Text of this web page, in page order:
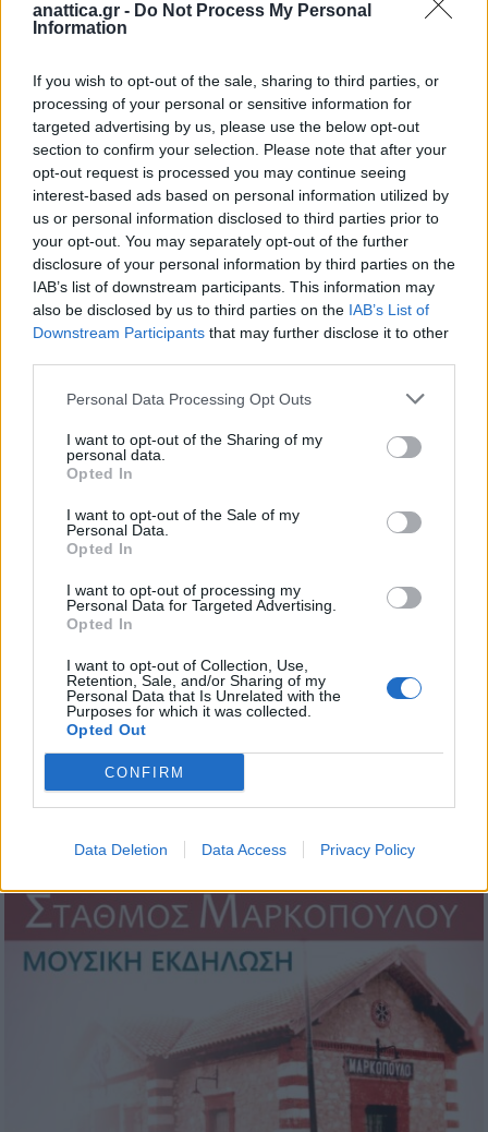
anattica.gr - Do Not Process My Personal
Information
If you wish to opt-out of the sale, sharing to third parties, or
processing of your personal or sensitive information for
targeted advertising by us, please use the below opt-out
section to confirm your selection. Please note that after your
opt-out request is processed you may continue seeing
interest-based ads based on personal information utilized by
us or personal information disclosed to third parties prior to
your opt-out. You may separately opt-out of the further
disclosure of your personal information by third parties on the
IAB’s list of downstream participants. This information may
also be disclosed by us to third parties on the IAB’s List of
Downstream Participants that may further disclose it to other
Personal Data Processing Opt Outs
I want to opt-out of the Sharing of my
personal data.
Opted In
I want to opt-out of the Sale of my
Personal Data.
Opted In
I want to opt-out of processing my
Personal Data for Targeted Advertising.
Opted In
I want to opt-out of Collection, Use,
Retention, Sale, and/or Sharing of my
Personal Data that Is Unrelated with the
Purposes for which it was collected.
Opted Out
CONFIRM
Data Deletion Data Access Privacy Policy
τραγούδια, που θα συνθέσουν ένα μωσαϊκό ενός
εξαιρετικές δεξιότητές της στο πιάνο.
Τη συνοδεύουν ο Ανδρέας Τρόκας στην κιθάρα και ο
Στέλιος Κατσατσίδης στο
ακορτνεόν.
Η είσοδος είναι ελεύθερη.
Σας περιμένουμε όλες και όλους!